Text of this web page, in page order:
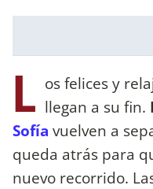
L os felices y
llegan a su fin.
Sofía vuelven a
queda atrás para
nuevo recorrido.